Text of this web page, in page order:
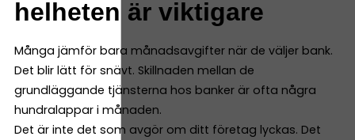
helheten är viktigare
Många jämför bara månadsavgifter när de väljer bank.
Det blir lätt för snävt. Skillnaden mellan de
grundläggande tjänsterna hos banker är ofta några
hundralappar i månaden.
Det är inte det som avgör om ditt företag lyckas. Det